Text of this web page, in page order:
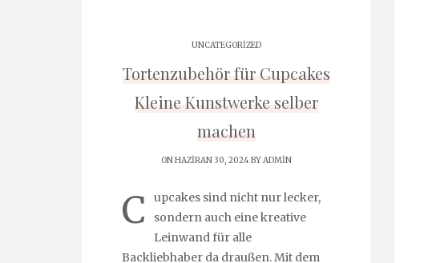
UNCATEGORIZED
Tortenzubehör für Cupcakes
Kleine Kunstwerke selber
machen
ON HAZIRAN 30, 2024 BYADMIN
C
upcakes sind nicht nur lecker,
sondern auch eine kreative
Leinwand für alle
Backliebhaber da draußen. Mit dem